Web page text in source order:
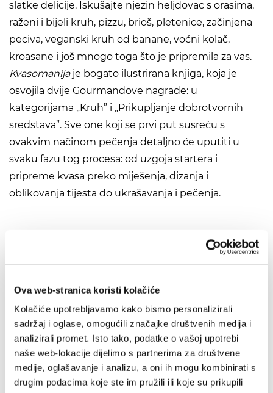
Ova web-stranica koristi kolačiće
Kolačiće upotrebljavamo kako bismo personalizirali
sadržaj i oglase, omogućili značajke društvenih medija i
analizirali promet. Isto tako, podatke o vašoj upotrebi
naše web-lokacije dijelimo s partnerima za društvene
medije, oglašavanje i analizu, a oni ih mogu kombinirati s
drugim podacima koje ste im pružili ili koje su prikupili
slatke delicije. Iskušajte njezin heljdovac s orasima,
raženi i bijeli kruh, pizzu, brioš, pletenice, začinjena
peciva, veganski kruh od banane, voćni kolač,
kroasane i još mnogo toga što je pripremila za vas.
Kvasomanijaje bogato ilustrirana knjiga, koja je
osvojila dvije Gourmandove nagrade: u
kategorijama „Kruh” i „Prikupljanje dobrotvornih
sredstava”. Sve one koji se prvi put susreću s
ovakvim načinom pečenja detaljno će uputiti u
svaku fazu tog procesa: od uzgoja startera i
pripreme kvasa preko miješenja, dizanja i
oblikovanja tijesta do ukrašavanja i pečenja.
Preporuka
OD ISTOG AUTORA
OD ISTOG NAKLADNIKA